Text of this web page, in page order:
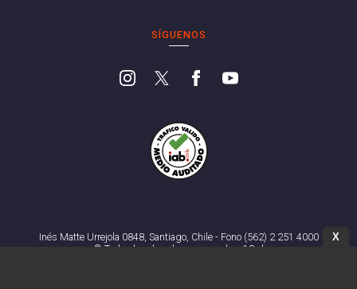
SÍGUENOS
Inés Matte Urrejola 0848, Santiago, Chile - Fono (562) 2 251 4000
© Todos los derechos reservados. 13.cl
X